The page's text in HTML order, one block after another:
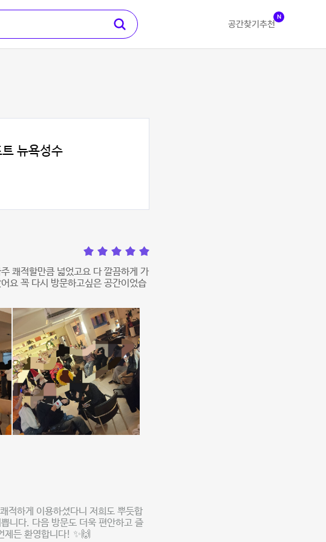
공간찾기 추천
N
뉴욕성수
쾌적할만큼 넓었고요 다 깔끔하게 가
요 꼭 다시 방문하고싶은 공간이었습
적하게 이용하셨다니 저희도 뿌듯합
니다. 다음 방문도 더욱 편안하고 즐
제든 환영합니다! ✨🙌